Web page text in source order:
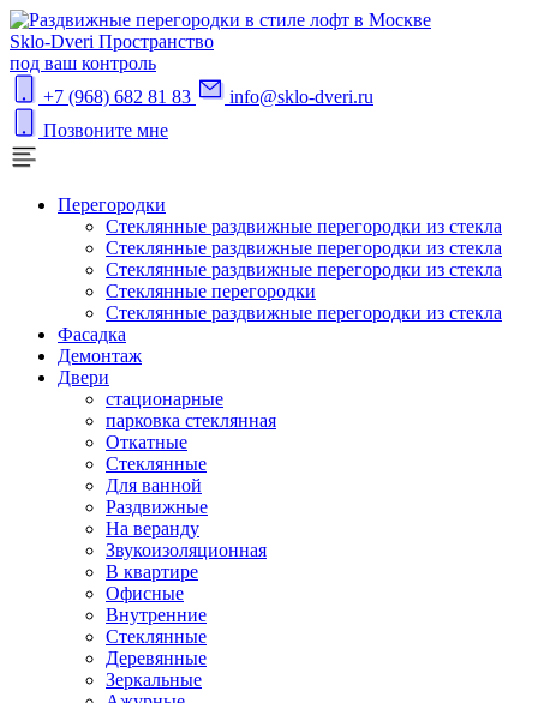
Sklo-Dveri Пространство
под ваш контроль
+7 (968) 682 81 83
info@sklo-dveri.ru
Позвоните мне
Перегородки
Стеклянные раздвижные перегородки из стекла
Стеклянные раздвижные перегородки из стекла
Стеклянные раздвижные перегородки из стекла
Стеклянные перегородки
Стеклянные раздвижные перегородки из стекла
Фасадка
Демонтаж
Двери
стационарные
парковка стеклянная
Откатные
Стеклянные
Для ванной
Раздвижные
На веранду
Звукоизоляционная
В квартире
Офисные
Внутренние
Стеклянные
Деревянные
Зеркальные